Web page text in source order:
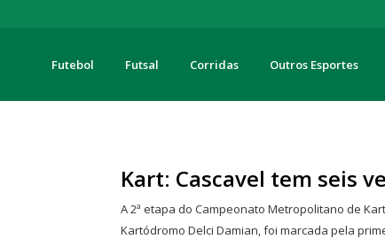
Futebol Futsal Corridas Outros Esportes
Kart: Cascavel tem seis
A 2ª etapa do Campeonato Metropolitano de
Kartódromo Delci Damian, foi marcada pela